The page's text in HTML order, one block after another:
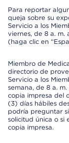
Para reportar
queja sobre su
Servicio a los
viernes, de 8 a. m.
(haga clic en
Miembro de
directorio de
Servicio a los
semana, de 8 a.
copia impresa del
(3) días hábiles
podría preguntar
solicitud única o si
copia impresa.